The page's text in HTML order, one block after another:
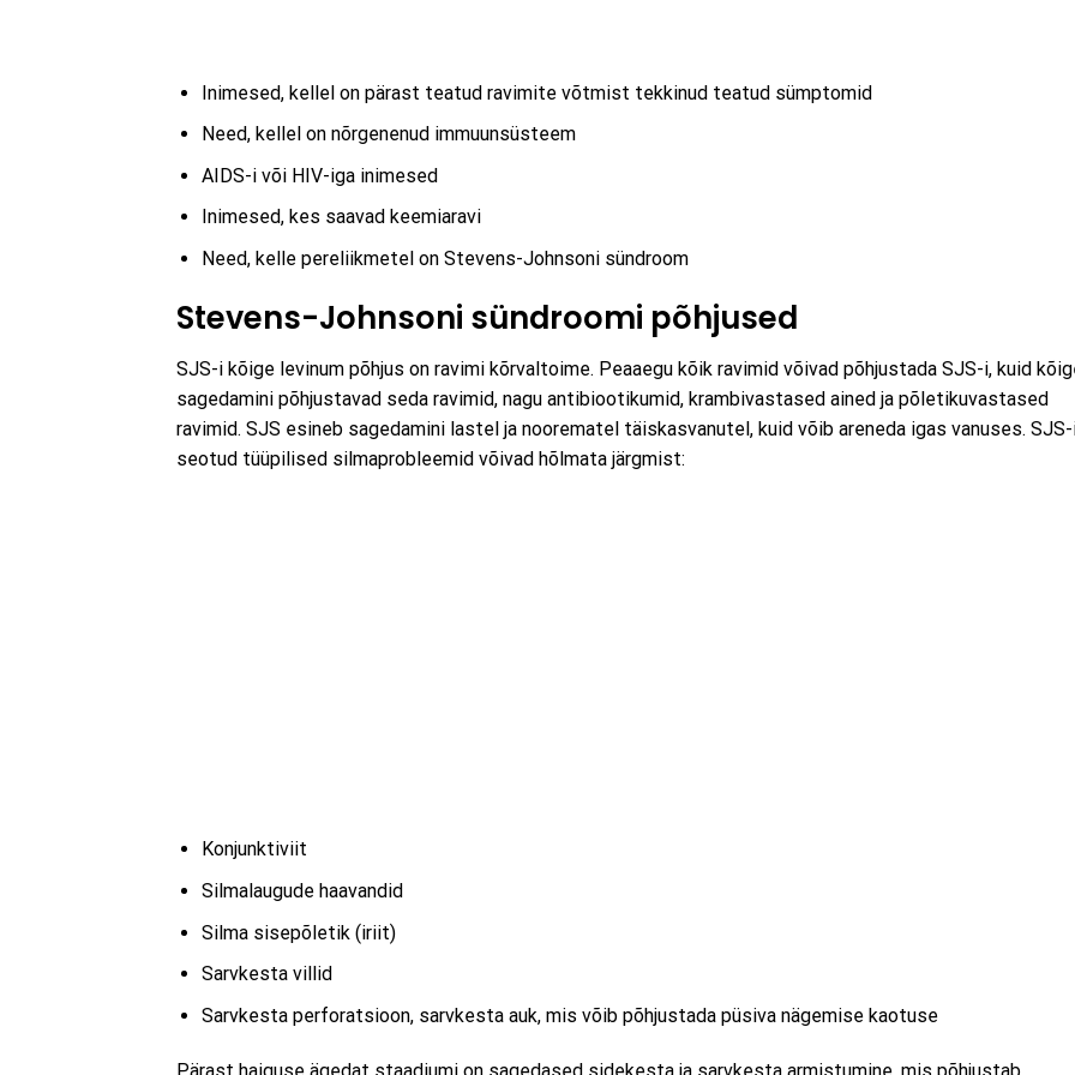
Inimesed, kellel on pärast teatud ravimite võtmist tekkinud teatud sümptomid
Need, kellel on nõrgenenud immuunsüsteem
AIDS-i või HIV-iga inimesed
Inimesed, kes saavad keemiaravi
Need, kelle pereliikmetel on Stevens-Johnsoni sündroom
Stevens-Johnsoni sündroomi põhjused
SJS-i kõige levinum põhjus on ravimi kõrvaltoime. Peaaegu kõik ravimid võivad põhjustada SJS-i, kuid
sagedamini põhjustavad seda ravimid, nagu antibiootikumid, krambivastased ained ja põletikuvastased
ravimid. SJS esineb sagedamini lastel ja noorematel täiskasvanutel, kuid võib areneda igas vanuses.
seotud tüüpilised silmaprobleemid võivad hõlmata järgmist:
Konjunktiviit
Silmalaugude haavandid
Silma sisepõletik (iriit)
Sarvkesta villid
Sarvkesta perforatsioon, sarvkesta auk, mis võib põhjustada püsiva nägemise kaotuse
Pärast haiguse ägedat staadiumi on sagedased sidekesta ja sarvkesta armistumine, mis põhjustab